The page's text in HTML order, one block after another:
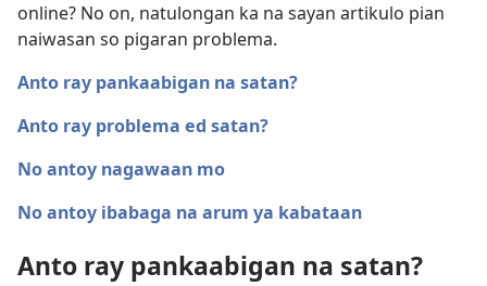
online? No on, natulongan ka na sayan artikulo pian
naiwasan so pigaran problema.
Anto ray pankaabigan na satan?
Anto ray problema ed satan?
No antoy nagawaan mo
No antoy ibabaga na arum ya kabataan
Anto ray pankaabigan na satan?